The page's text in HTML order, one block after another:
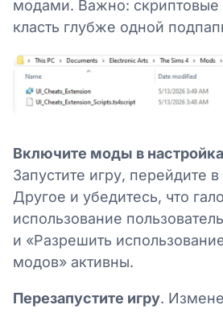
модами. Важно: скриптовые
класть глубже одной
Включите моды в
Запустите игру, перейдите
Другое и убедитесь, что
использование
и «Разрешить
модов» активны.
Перезапустите игру.